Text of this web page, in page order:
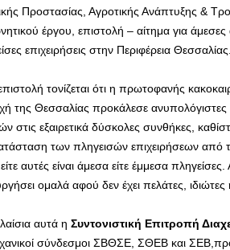
Προστασίας, Αγροτικής Ανάπτυξης &
έργου, επιστολή – αίτημα για
επιχειρήσεις στην Περιφέρεια Θεσσαλίας.
τονίζεται ότι η πρωτοφανής
της Θεσσαλίας προκάλεσε
στις εξαιρετικά δύσκολες συνθήκες,
των πληγεισών επιχειρήσεων από
αυτές είναι άμεσα είτε έμμεσα
ομαλά αφού δεν έχει πελάτες,
αυτά η Συντονιστική Επιτροπή
σύνδεσμοι ΣΒΘΣΕ, ΣΘΕΒ και